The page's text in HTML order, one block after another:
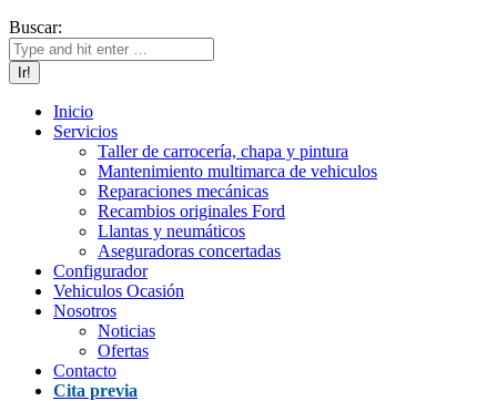
Buscar:
Inicio
Servicios
Taller de carrocería, chapa y pintura
Mantenimiento multimarca de vehiculos
Reparaciones mecánicas
Recambios originales Ford
Llantas y neumáticos
Aseguradoras concertadas
Configurador
Vehiculos Ocasión
Nosotros
Noticias
Ofertas
Contacto
Cita previa